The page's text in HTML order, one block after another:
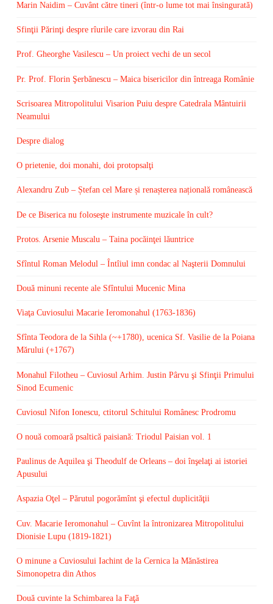
Marin Naidim – Cuvânt către tineri (într-o lume tot mai însingurată)
Sfinţii Părinţi despre rîurile care izvorau din Rai
Prof. Gheorghe Vasilescu – Un proiect vechi de un secol
Pr. Prof. Florin Şerbănescu – Maica bisericilor din întreaga Românie
Scrisoarea Mitropolitului Visarion Puiu despre Catedrala Mântuirii
Neamului
Despre dialog
O prietenie, doi monahi, doi protopsalţi
Alexandru Zub – Ștefan cel Mare și renașterea națională românească
De ce Biserica nu foloseşte instrumente muzicale în cult?
Protos. Arsenie Muscalu – Taina pocăinţei lăuntrice
Sfîntul Roman Melodul – Întîiul imn condac al Naşterii Domnului
Două minuni recente ale Sfîntului Mucenic Mina
Viaţa Cuviosului Macarie Ieromonahul (1763-1836)
Sfînta Teodora de la Sihla (~+1780), ucenica Sf. Vasilie de la Poiana
Mărului (+1767)
Monahul Filotheu – Cuviosul Arhim. Justin Pârvu şi Sfinţii Primului
Sinod Ecumenic
Cuviosul Nifon Ionescu, ctitorul Schitului Românesc Prodromu
O nouă comoară psaltică paisiană: Triodul Paisian vol. 1
Paulinus de Aquilea şi Theodulf de Orleans – doi înşelaţi ai istoriei
Apusului
Aspazia Oţel – Părutul pogorămînt şi efectul duplicităţii
Cuv. Macarie Ieromonahul – Cuvînt la întronizarea Mitropolitului
Dionisie Lupu (1819-1821)
O minune a Cuviosului Iachint de la Cernica la Mănăstirea
Simonopetra din Athos
Două cuvinte la Schimbarea la Faţă